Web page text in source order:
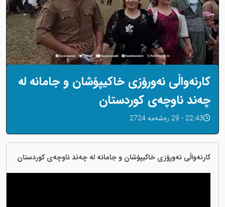
کارنەواڵی نەورۆزی خاکیپۆشان و جامانە لە
چەند ناوچەی کوردستان
22:43 - 29 رەشەمه 2724
کارنەواڵی نەورۆزی خاکیپۆشان و جامانە لە چەند ناوچەی کوردستان